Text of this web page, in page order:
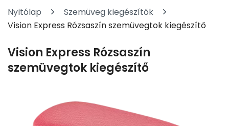
Nyitólap
Szemüveg kiegészítők
Vision Express Rózsaszín szemüvegtok kiegészítő
Vision Express Rózsaszín
szemüvegtok kiegészítő